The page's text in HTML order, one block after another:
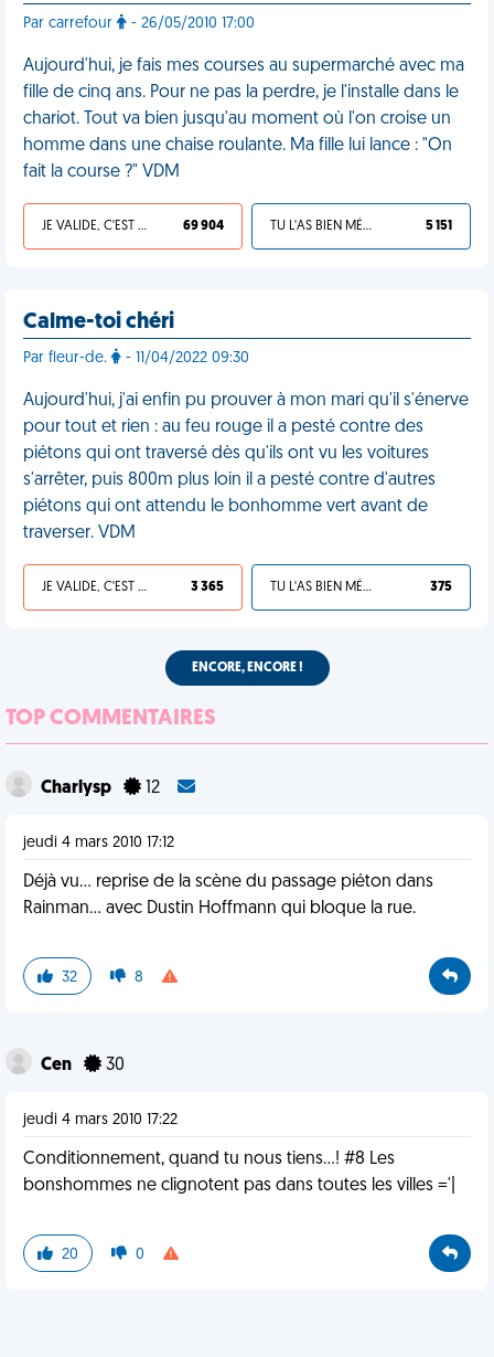
Par carrefour - 26/05/2010 17:00
Aujourd'hui, je fais mes courses au supermarché avec ma
fille de cinq ans. Pour ne pas la perdre, je l'installe dans le
chariot. Tout va bien jusqu'au moment où l'on croise un
homme dans une chaise roulante. Ma fille lui lance : "On
fait la course ?" VDM
JE VALIDE, C'EST UNE VDM 69 904 TU L'AS BIEN MÉRITÉ 5 151
Calme-toi chéri
Par fleur-de. - 11/04/2022 09:30
Aujourd'hui, j'ai enfin pu prouver à mon mari qu'il s'énerve
pour tout et rien : au feu rouge il a pesté contre des
piétons qui ont traversé dès qu'ils ont vu les voitures
s'arrêter, puis 800m plus loin il a pesté contre d'autres
piétons qui ont attendu le bonhomme vert avant de
traverser. VDM
JE VALIDE, C'EST UNE VDM 3 365 TU L'AS BIEN MÉRITÉ 375
ENCORE, ENCORE !
TOP COMMENTAIRES
Charlysp 12
jeudi 4 mars 2010 17:12
Déjà vu... reprise de la scène du passage piéton dans
Rainman... avec Dustin Hoffmann qui bloque la rue.
32 8
Cen 30
jeudi 4 mars 2010 17:22
Conditionnement, quand tu nous tiens...! #8 Les
bonshommes ne clignotent pas dans toutes les villes ='|
20 0